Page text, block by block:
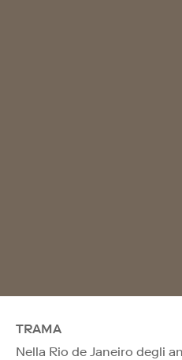
TRAMA
Nella Rio de Janeiro degli